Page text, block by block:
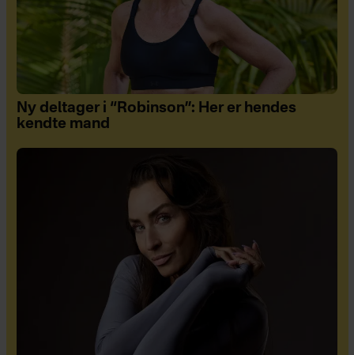
Ny deltager i “Robinson”: Her er hendes
kendte mand